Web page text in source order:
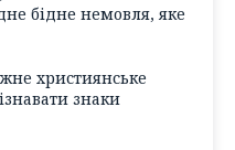
бідне немовля, яке
християнське
знаки